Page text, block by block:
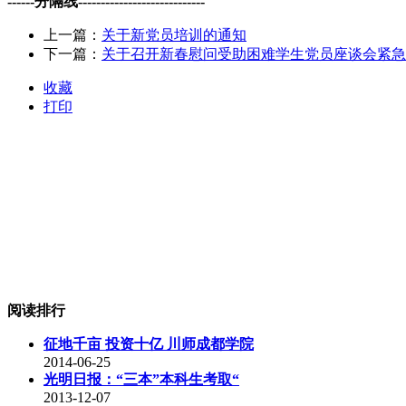
上一篇： 关于新党员培训的通知
下一篇： 关于召开新春慰问受助困难学生党员座谈会紧
收藏
打印
阅读排行
征地千亩 投资十亿 川师成都学院
2014-06-25
光明日报：“三本”本科生考取“
2013-12-07